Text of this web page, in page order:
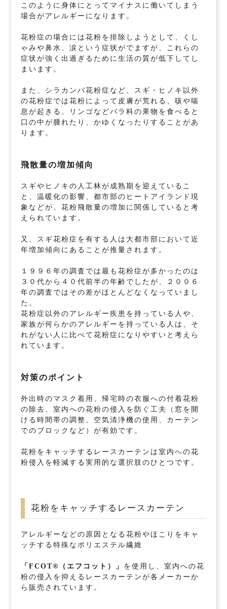
このように身体にとってマイナスに働いてしまう
場合がアレルギーになります。
花粉症の場合には花粉を排除しようとして、くし
ゃみや鼻水、涙という症状がでますが、これらの
症状が強く出過ぎるために生活の質が低下してし
まいます。
また、シラカンバ花粉症など、スギ・ヒノキ以外
の花粉症では花粉によって皮膚が荒れる、咳や喘
息が起きる、リンゴなどバラ科の果物を食べると
口の中が腫れたり、かゆくなったりすることがあ
ります。
飛散量の増加傾向
スギやヒノキの人工林が成熟期を迎えているこ
と、温暖化の影響、都市部のヒートアイランド現
象などが、花粉飛散量の増加に関係していると考
えられています。
又、スギ花粉症を有する人は大都市部において近
年増加傾向にあることが推量されます。
１９９６年の調査では最も花粉症が多かったのは
３０代から４０代前半の年齢でしたが、２００６
年の調査ではその差がほとんどなくなっていまし
た。
花粉症以外のアレルギー疾患を持っている人や、
家族が何らかのアレルギーを持っている人は、そ
れがない人に比べて花粉症になりやすいと考えら
れています。
対策のポイント
外出時のマスク着用、帰宅時の衣服への付着花粉
の除去、室内への花粉の侵入を防ぐ工夫（窓を開
ける時間帯の調整、空気清浄機の使用、カーテン
でのブロックなど）が有効です。
花粉をキャッチするレースカーテンは室内への花
粉侵入を軽減する実用的な選択肢のひとつです。
花粉をキャッチするレースカーテン
アレルギーなどの原因となる花粉やほこりをキャ
ッチする特殊なポリエステル繊維
「FCOT®（エフコット）」 を使用し、室内への花
粉の侵入を抑えるレースカーテンが各メーカーか
ら販売されています。